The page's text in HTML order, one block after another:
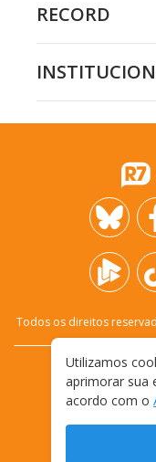
RECORD
Todos os direitos
Utilizamos
aprimorar sua
acordo com o